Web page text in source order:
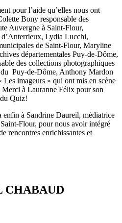
pour l’aide qu’elles nous ont
Bony responsable des
Auvergne à Saint-Flour,
Lydia Lucchi,
de Saint-Flour, Maryline
départementales Puy-de-Dôme,
des collections photographiques
Puy-de-Dôme, Anthony Mardon
imageurs » qui ont mis en scène
à Lauranne Félix pour son
Quiz!
enfin à Sandrine Daureil, médiatrice
Flour, pour nous avoir intégré
rencontres enrichissantes et
CHABAUD